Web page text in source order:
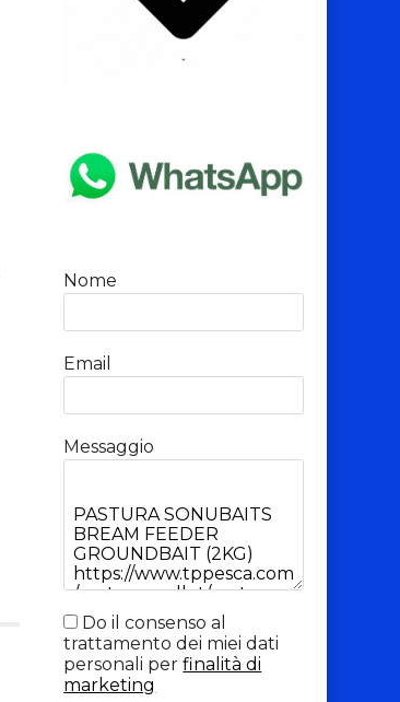
Nome
Email
Messaggio
Do il consenso al
trattamento dei miei dati
personali perfinalità di
marketing